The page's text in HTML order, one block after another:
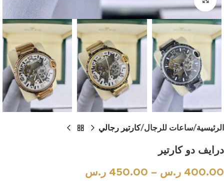
الرئيسية ساعات للرجال كارتير رجالي
درايف دو كارتير
400.00 ر.س –
450.00 ر.س